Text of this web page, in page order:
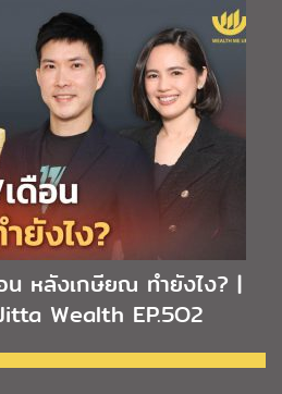
น หลังเกษียณ ทำยังไง? |
Wealth EP.5O2